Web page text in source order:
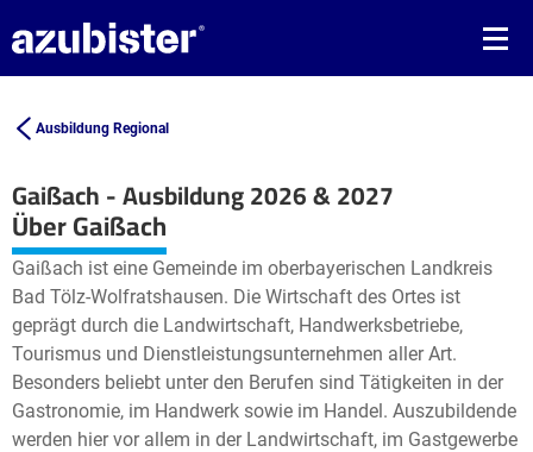
Ausbildung Regional
Gaißach - Ausbildung 2026 & 2027
+
−
Leaflet| ©OpenStreetMap2
Über Gaißach
Gaißach ist eine Gemeinde im oberbayerischen Landkreis
Bad Tölz-Wolfratshausen. Die Wirtschaft des Ortes ist
geprägt durch die Landwirtschaft, Handwerksbetriebe,
Tourismus und Dienstleistungsunternehmen aller Art.
Besonders beliebt unter den Berufen sind Tätigkeiten in der
Gastronomie, im Handwerk sowie im Handel. Auszubildende
werden hier vor allem in der Landwirtschaft, im Gastgewerbe